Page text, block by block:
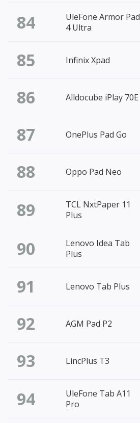
84
UleFone Armor Pad
4 Ultra
85 Infinix Xpad
86 Alldocube iPlay 70E
87 OnePlus Pad Go
88 Oppo Pad Neo
89
TCL NxtPaper 11
Plus
90
Lenovo Idea Tab
Plus
91 Lenovo Tab Plus
92 AGM Pad P2
93 LincPlus T3
94
UleFone Tab A11
Pro